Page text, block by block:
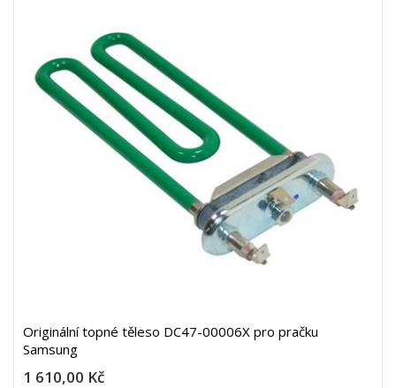
Originální topné těleso DC47-00006X pro pračku
Samsung
1 610,00 Kč